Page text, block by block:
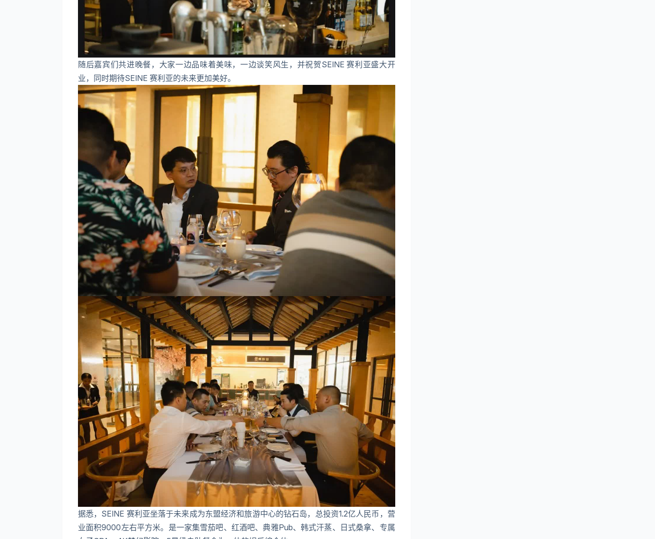
随后嘉宾们共进晚餐，大家一边品味着美味，一边谈笑风生，并祝贺SEINE 赛利亚盛大开
业，同时期待SEINE 赛利亚的未来更加美好。
据悉，SEINE 赛利亚坐落于未来成为东盟经济和旅游中心的钻石岛，总投资1.2亿人民币，营
业面积9000左右平方米。是一家集雪茄吧、红酒吧、典雅Pub、韩式汗蒸、日式桑拿、专属